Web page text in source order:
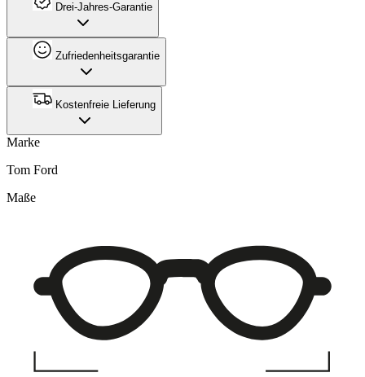
Drei-Jahres-Garantie
Zufriedenheitsgarantie
Kostenfreie Lieferung
Marke
Tom Ford
Maße